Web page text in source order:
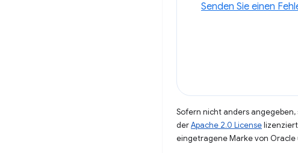
Senden Sie einen
Sofern nicht anders
derApache 2.0 License
eingetragene Marke von Oracle